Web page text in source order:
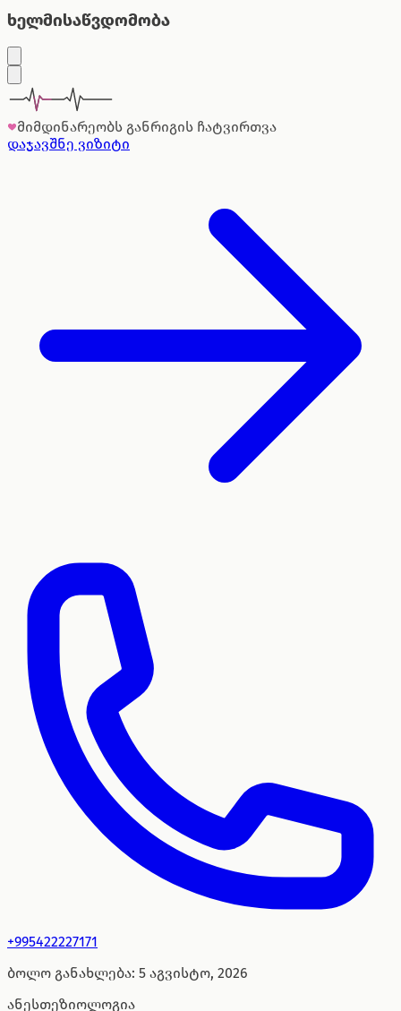
ხელმისაწვდომობა
მიმდინარეობს განრიგის ჩატვირთვა
დაჯავშნე ვიზიტი
+995422227171
ბოლო განახლება: 5 აგვისტო, 2026
ანესთეზიოლოგია